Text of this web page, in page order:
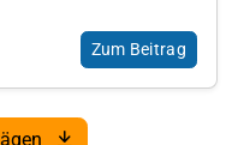
Zum Beitrag